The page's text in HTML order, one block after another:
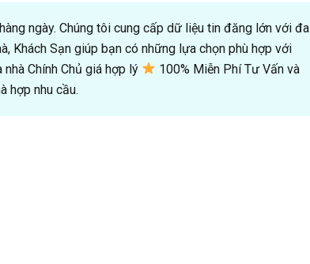
ngày. Chúng tôi cung cấp dữ liệu tin đăng lớn với đa
Khách Sạn giúp bạn có những lựa chọn phù hợp với
nhà Chính Chủ giá hợp lý
100% Miễn Phí Tư Vấn và
hợp nhu cầu.